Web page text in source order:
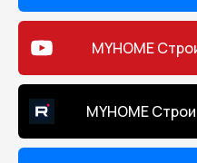
MYHOME
MYHOME